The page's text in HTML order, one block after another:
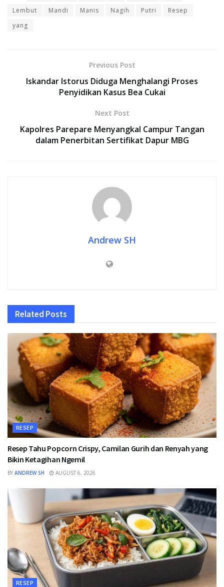
Lembut Mandi Manis Nagih Putri
Resep
yang
Previous Post
Iskandar Istorus Diduga Menghalangi Proses
Penyidikan Kasus Bea Cukai
Next Post
Kapolres Parepare Menyangkal Campur Tangan
dalam Penerbitan Sertifikat Dapur MBG
Andrew SH
Related Posts
RESEP
Resep Tahu Popcorn Crispy, Camilan Gurih dan Renyah yang
Bikin Ketagihan Ngemil
BY ANDREW SH AUGUST 6, 2026
RESEP